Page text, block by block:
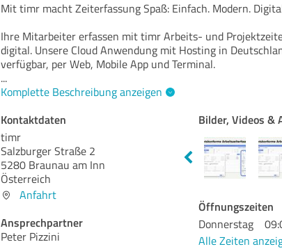
Mit timr macht Zeiterfassung Spaß: Einfach. Modern.
Ihre Mitarbeiter erfassen mit timr Arbeits- und
digital. Unsere Cloud Anwendung mit Hosting in
verfügbar, per Web, Mobile App und Terminal.
...
Komplette Beschreibung anzeigen
Kontaktdaten
timr
Salzburger Straße 2
5280 Braunau am Inn
Österreich
Anfahrt
Ansprechpartner
Peter Pizzini
Bilder, Videos &
Öffnungszeiten
Donnerstag
Alle Zeiten